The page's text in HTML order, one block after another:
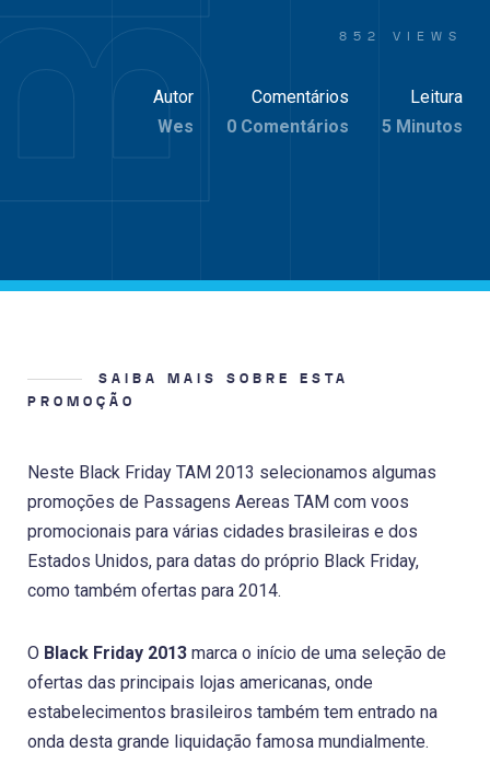
852 VIEWS
Autor
Wes
Comentários
0 Comentários
Leitura
5 Minutos
SAIBA MAIS SOBRE ESTA
PROMOÇÃO
Neste Black Friday TAM 2013 selecionamos algumas
promoções de Passagens Aereas TAM com voos
promocionais para várias cidades brasileiras e dos
Estados Unidos, para datas do próprio Black Friday,
como também ofertas para 2014.
O Black Friday 2013 marca o início de uma seleção de
ofertas das principais lojas americanas, onde
estabelecimentos brasileiros também tem entrado na
onda desta grande liquidação famosa mundialmente.